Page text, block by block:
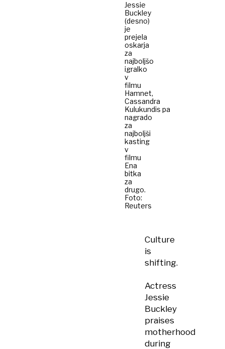
Jessie
Buckley
(desno)
je
prejela
oskarja
za
najboljšo
igralko
v
filmu
Hamnet,
Cassandra
Kulukundis pa
nagrado
za
najboljši
kasting
v
filmu
Ena
bitka
za
drugo.
Foto:
Reuters
Culture
is
shifting.
Actress
Jessie
Buckley
praises
motherhood
during